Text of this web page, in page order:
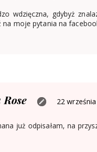
wdzięczna, gdybyż
na moje pytania na
22
już odpisałam, na